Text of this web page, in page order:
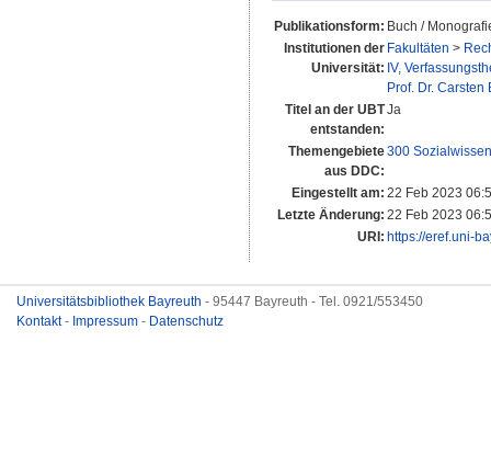
Publikationsform: Buch /
Institutionen der
Universität:
Fakultäten >
IV,
Prof. Dr. Carsten
Titel an der UBT
entstanden:
Ja
Themengebiete
aus DDC:
300
Eingestellt am: 22 Feb 2023
Letzte Änderung: 22 Feb 2023
URI: https://eref.uni-
Universitätsbibliothek Bayreuth - 95447 Bayreuth - Tel. 0921/553450
Kontakt- Impressum - Datenschutz